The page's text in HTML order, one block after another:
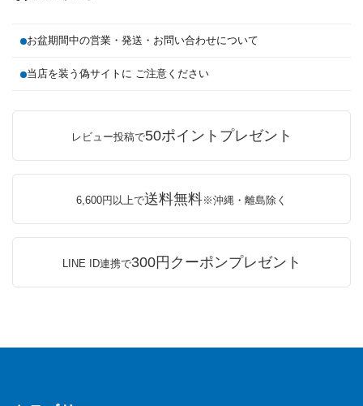
お盆期間中の営業・発送・お問い合わせについて
当店を装う偽サイトに ご注意ください
レビュー投稿で50ポイントプレゼント
6,600円以上で送料無料※沖縄・離島除く
LINE ID連携で300円クーポンプレゼント